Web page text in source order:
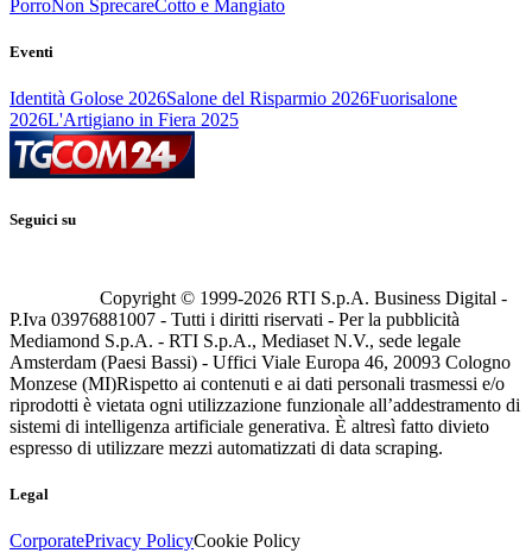
PorroNon SprecareCotto e Mangiato
Eventi
Identità Golose 2026Salone del Risparmio 2026Fuorisalone
2026L'Artigiano in Fiera 2025
Seguici su
Copyright © 1999-2026 RTI S.p.A. Business Digital -
P.Iva 03976881007 - Tutti i diritti riservati - Per la pubblicità
Mediamond S.p.A. - RTI S.p.A., Mediaset N.V., sede legale
Amsterdam (Paesi Bassi) - Uffici Viale Europa 46, 20093 Cologno
Monzese (MI)Rispetto ai contenuti e ai dati personali trasmessi e/o
riprodotti è vietata ogni utilizzazione funzionale all’addestramento di
sistemi di intelligenza artificiale generativa. È altresì fatto divieto
espresso di utilizzare mezzi automatizzati di data scraping.
Legal
CorporatePrivacy PolicyCookie Policy